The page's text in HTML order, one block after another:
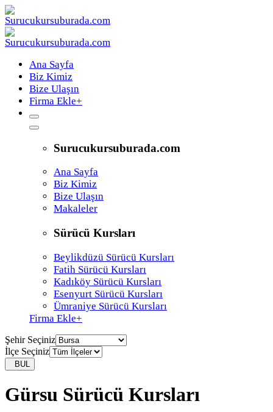
Ana Sayfa
Biz Kimiz
Bize Ulaşın
Firma Ekle+
Surucukursuburada.com
Ana Sayfa
Biz Kimiz
Bize Ulaşın
Makaleler
Sürücü Kursları
Beylikdüzü Sürücü Kursları
Fatih Sürücü Kursları
Kadıköy Sürücü Kursları
Esenyurt Sürücü Kursları
Ümraniye Sürücü Kursları
Firma Ekle+
Şehir Seçiniz
İlçe Seçiniz
BUL
Gürsu Sürücü Kursları